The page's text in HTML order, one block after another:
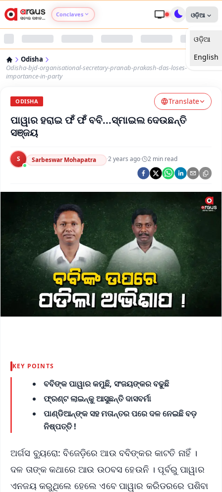
Conclaves
Argus Nari Shakti
Argus Health Connect
Argus Chalo Dekhein Apna Desh
ଓଡ଼ିଆ
ଓଡ଼ିଆ
English
Odisha
Odisha-bjd-organisational-secretary-pranab-prakash-das-loses-
importance-in-party
ODISHA Translate
ପାୱାର ହରାଇ ଫଁ ଫଁ ବବି...ସ୍ମାଇଲ ଦେଉଛନ୍ତି
ସଞ୍ଜୟ
S Sarbeswar Mohapatra ·2 years ago· 2 min read
KEY POINTS
ବବିଙ୍କ ପାୱାର କମୁଛି, ସଂଜୟଙ୍କର ବଢୁଛି
ଫ୍ରଣ୍ଟ ଲାଇନ୍‌କୁ ଆସୁଛନ୍ତି ଦାସବର୍ମା
ପାଣ୍ଡିଆନ୍‌ଙ୍କ ସହ ମତାନ୍ତର ପରେ ଦଳ ନେଇଛି ବଡ଼
ନିଷ୍ପତ୍ତି !
ଅର୍ଗସ ବ୍ୟୁରୋ: ବିଜେଡ଼ିରେ ଆଉ ବବିଙ୍କର କାଟତି ନାହିଁ ।
ଦଳ ତାଙ୍କ କଥାରେ ଆଉ ଉଠବସ ହେଉନି । ପୂର୍ବରୁ ପାୱାର
ଏନଜୟ କରୁଥିଲେ ହେଲେ ଏବେ ପାୱାର କରିଡରରେ ପଶିବା